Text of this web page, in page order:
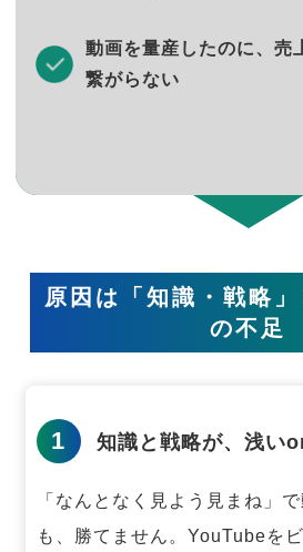
動画を量産したのに、売
繋がらない
原因は「知識・戦略」
の不足
1 知識と戦略が、浅い
「なんとなく見よう見まね」
も、勝てません。 YouTubeを